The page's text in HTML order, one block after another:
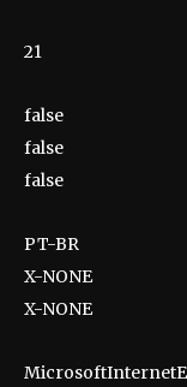
21
false
false
false
PT-BR
X-NONE
X-NONE